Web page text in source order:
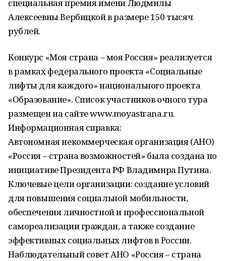
специальная премия имени Людмилы
Алексеевны Вербицкой в размере 150 тысяч
рублей.
Конкурс «Моя страна – моя Россия» реализуется
в рамках федерального проекта «Социальные
лифты для каждого» национального проекта
«Образование». Список участников очного тура
размещен на сайте www.moyastrana.ru.
Информационная справка:
Автономная некоммерческая организация (АНО)
«Россия – страна возможностей» была создана по
инициативе Президента РФ Владимира Путина.
Ключевые цели организации: создание условий
для повышения социальной мобильности,
обеспечения личностной и профессиональной
самореализации граждан, а также создание
эффективных социальных лифтов в России.
Наблюдательный совет АНО «Россия – страна